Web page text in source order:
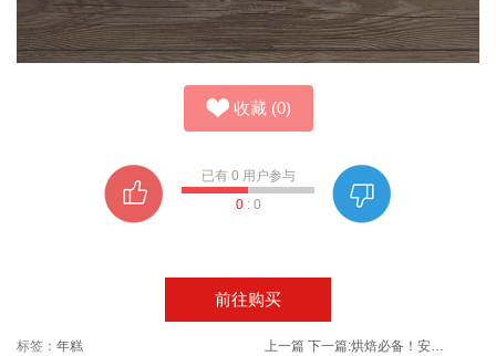
收藏 (0)
已有 0 用户参与
0: 0
前往购买
标签： 年糕 上一篇 下一篇: 烘焙必备！安琪高活性酵母粉5g*5包